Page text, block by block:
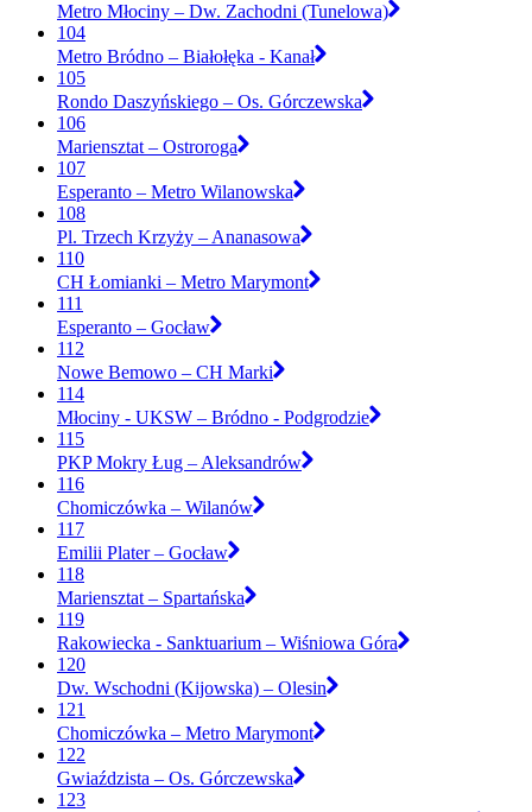
Metro Młociny – Dw. Zachodni (Tunelowa)
104
Metro Bródno – Białołęka - Kanał
105
Rondo Daszyńskiego – Os. Górczewska
106
Mariensztat – Ostroroga
107
Esperanto – Metro Wilanowska
108
Pl. Trzech Krzyży – Ananasowa
110
CH Łomianki – Metro Marymont
111
Esperanto – Gocław
112
Nowe Bemowo – CH Marki
114
Młociny - UKSW – Bródno - Podgrodzie
115
PKP Mokry Ług – Aleksandrów
116
Chomiczówka – Wilanów
117
Emilii Plater – Gocław
118
Mariensztat – Spartańska
119
Rakowiecka - Sanktuarium – Wiśniowa Góra
120
Dw. Wschodni (Kijowska) – Olesin
121
Chomiczówka – Metro Marymont
122
Gwiaździsta – Os. Górczewska
123